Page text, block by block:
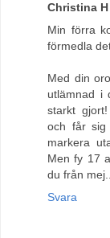
Christina
Min förra
förmedla
Med din
utlämnad i
starkt
och får sig
markera
Men fy 17
du från
Svara